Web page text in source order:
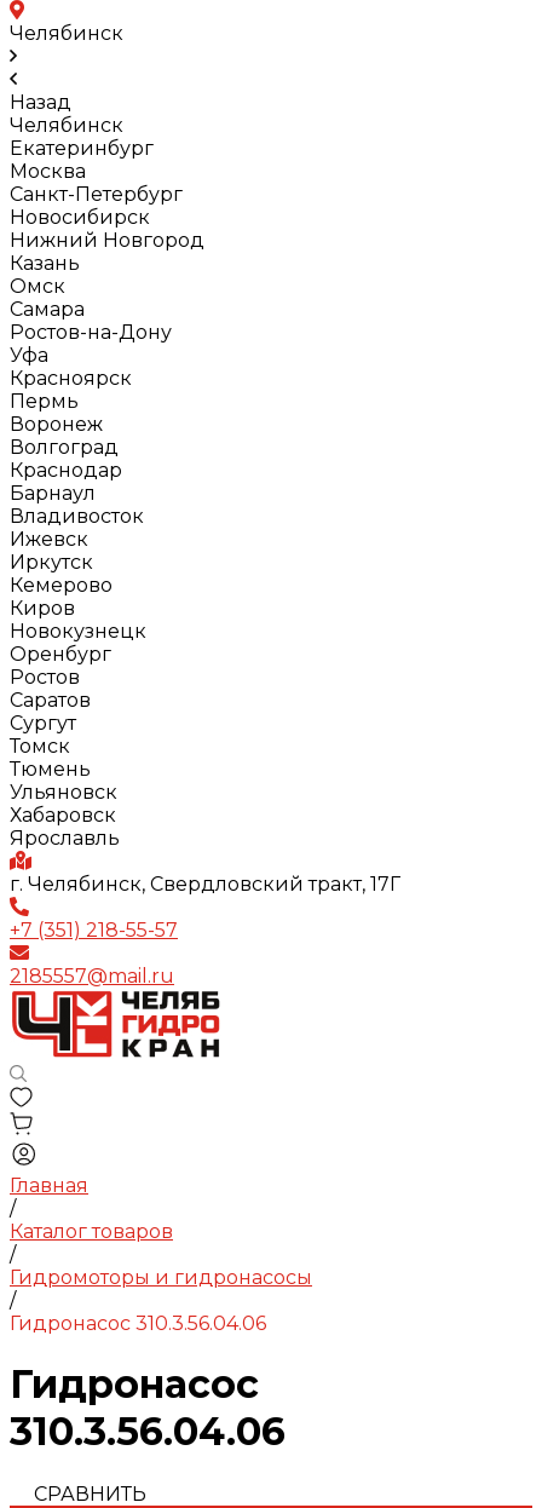
Челябинск
Назад
Челябинск
Екатеринбург
Москва
Санкт-Петербург
Новосибирск
Нижний Новгород
Казань
Омск
Самара
Ростов-на-Дону
Уфа
Красноярск
Пермь
Воронеж
Волгоград
Краснодар
Барнаул
Владивосток
Ижевск
Иркутск
Кемерово
Киров
Новокузнецк
Оренбург
Ростов
Саратов
Сургут
Томск
Тюмень
Ульяновск
Хабаровск
Ярославль
г. Челябинск, Свердловский тракт, 17Г
+7 (351) 218-55-57
2185557@mail.ru
Главная
/
Каталог товаров
/
Гидромоторы и гидронасосы
/
Гидронасос 310.3.56.04.06
Гидронасос
310.3.56.04.06
СРАВНИТЬ